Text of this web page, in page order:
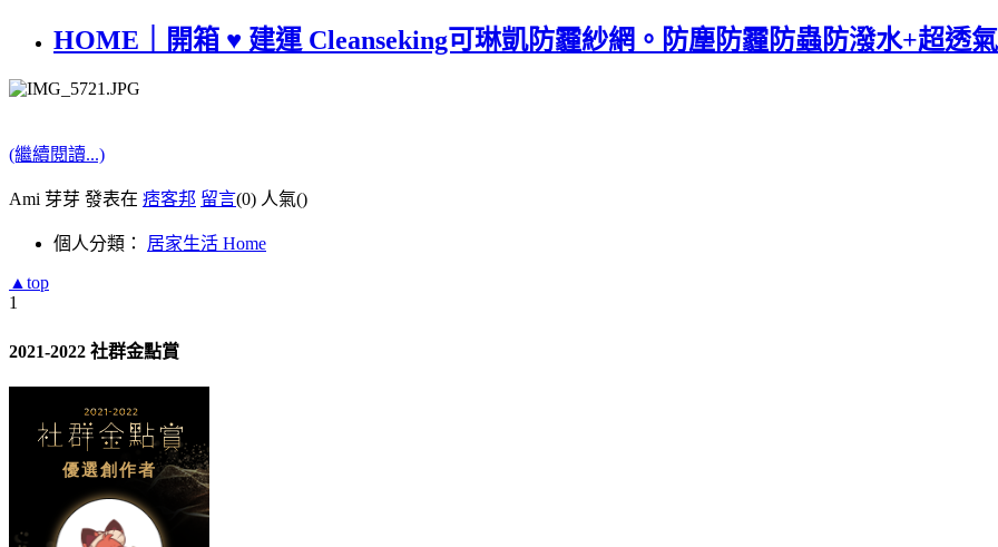
HOME｜開箱 ♥ 建運 Cleanseking可琳凱防霾紗網。防塵防霾防蟲防潑水+超透
(繼續閱讀...)
Ami 芽芽 發表在 痞客邦 留言(0) 人氣()
個人分類： 居家生活 Home
▲top
1
2021-2022 社群金點賞